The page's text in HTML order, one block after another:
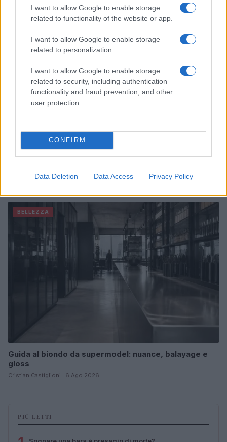
I want to allow Google to enable storage
related to functionality of the website or app.
I want to allow Google to enable storage
related to personalization.
I want to allow Google to enable storage
related to security, including authentication
functionality and fraud prevention, and other
user protection.
CONFIRM
Data Deletion Data Access Privacy Policy
Cristian Castiglioni · 6 Ago 2026
essenza della bellezza
BELLEZZA
Guida al biondo da supermodel: nuance, balayage e
gloss
Cristian Castiglioni · 6 Ago 2026
PIÙ LETTI